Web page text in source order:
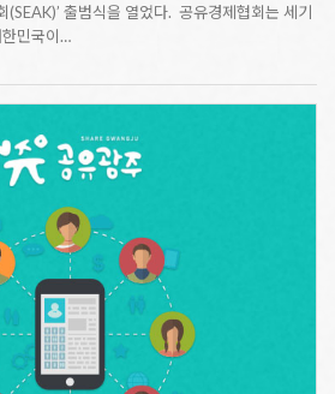
(SEAK)’ 출범식을 열었다. 공유경제협회는 세기
한민국이…